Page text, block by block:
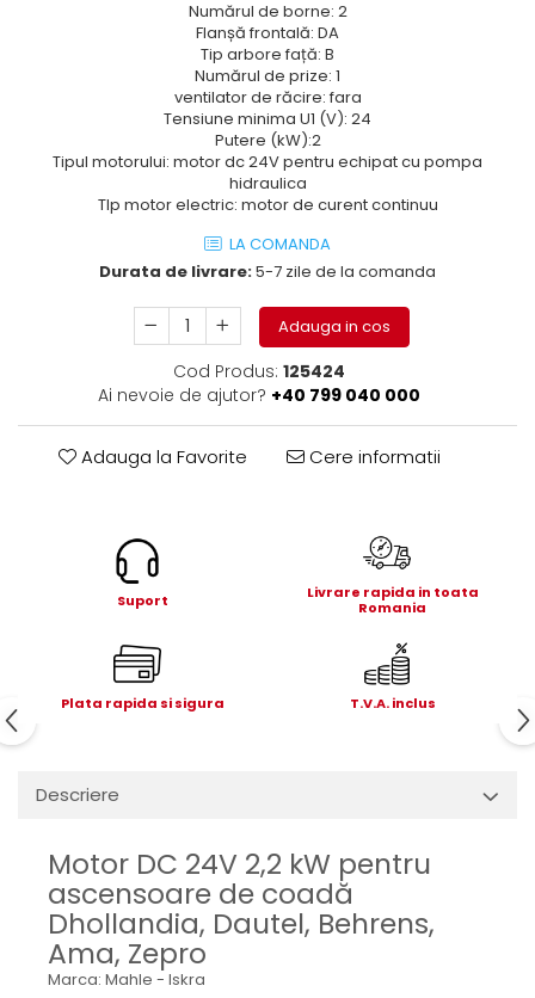
Motoare electrice si pompe
Role, bucse si bolturi
Cilindru hidraulic si burduf
Cilindri si burdufe
DAUTEL
Electropompa si motoare
Role, bucsi si bolturi
BEHRENS
Bolturi - role - bucse
Mecanice
Hidraulice
Motoare electrice si pompe
SÖRENSEN
Mecanice
Electrice
Numărul de borne: 2
Flanșă frontală: DA
Tip arbore față: B
Numărul de prize: 1
ventilator de răcire: fara
Tensiune minima U1 (V): 24
Putere (kW):2
Tipul motorului: motor dc 24V pentru echipat cu pompa
hidraulica
TIp motor electric: motor de curent continuu
LA COMANDA
Durata de livrare:5-7 zile de la comanda
Adauga in cos
Cod Produs: 125424
Ai nevoie de ajutor? +40 799 040 000
Adauga la Favorite Cere informatii
Suport
Livrare rapida in toata
Romania
Plata rapida si sigura T.V.A. inclus
Descriere
Motor DC 24V 2,2 kW pentru
ascensoare de coadă
Dhollandia, Dautel, Behrens,
Ama, Zepro
Marca: Mahle - Iskra